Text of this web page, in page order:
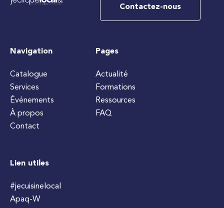
Contactez-nous
Navigation
Catalogue
Services
Événements
À propos
Contact
Pages
Actualité
Formations
Ressources
FAQ
Lien utiles
#jecuisinelocal
Apaq-W